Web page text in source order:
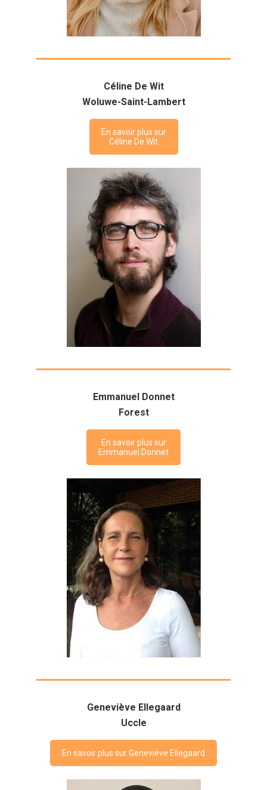
Céline De Wit
Woluwe-Saint-Lambert
En savoir plus sur
Céline De Wit
Emmanuel Donnet
Forest
En savoir plus sur
Emmanuel Donnet
Geneviève Ellegaard
Uccle
En savoir plus sur Geneviève Ellegaard